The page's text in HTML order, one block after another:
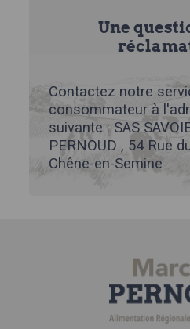
Une
Contactez notre
consommateur à
suivante : SAS
PERNOUD , 54 Rue
Chêne-en-Semine